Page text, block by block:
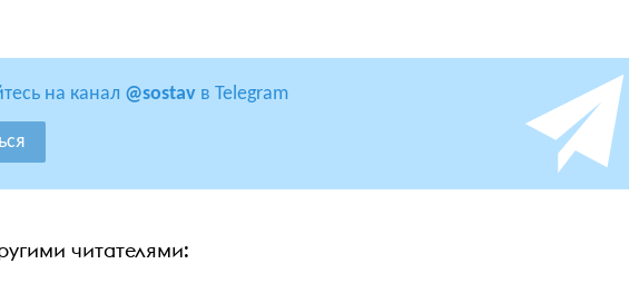
на канал @sostav в Telegram
читателями: